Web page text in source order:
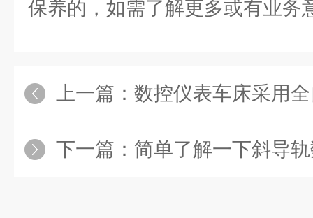
保养的，如需了解更多或有业务
上一篇： 数控仪表车床采用
下一篇： 简单了解一下斜导